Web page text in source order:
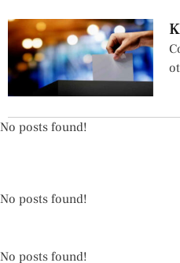
No posts found!
No posts found!
No posts found!